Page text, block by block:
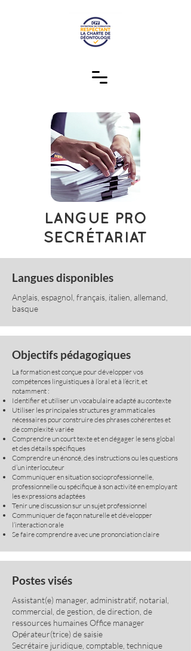
LANGUE PRO
SECRÉTARIAT
Langues disponibles
Anglais, espagnol, français, italien, allemand,
basque
Objectifs pédagogiques
La formation est conçue pour développer vos
compétences linguistiques à l’oral et à l’écrit, et
notamment :
Identifier et utiliser un vocabulaire adapté au contexte
Utiliser les principales structures grammaticales
nécessaires pour construire des phrases cohérentes et
de complexité variée
Comprendre un court texte et en dégager le sens global
et des détails spécifiques
Comprendre un énoncé, des instructions ou les questions
d’un interlocuteur
Communiquer en situation socioprofessionnelle,
professionnelle ou spécifique à son activité en employant
les expressions adaptées
Tenir une discussion sur un sujet professionnel
Communiquer de façon naturelle et développer
l’interaction orale
Se faire comprendre avec une prononciation claire
Postes visés
Assistant(e) manager, administratif, notarial,
commercial, de gestion, de direction, de
ressources humaines Office manager
Opérateur(trice) de saisie
Secrétaire juridique, comptable, technique